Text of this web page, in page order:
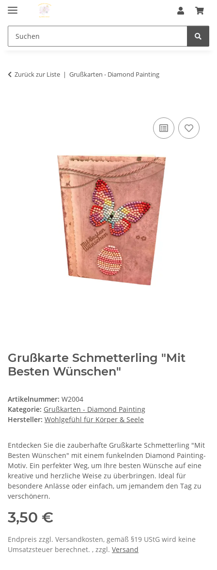
Zurück zur Liste Grußkarten - Diamond Painting
Grußkarte Schmetterling "Mit
Besten Wünschen"
Artikelnummer: W2004
Kategorie: Grußkarten - Diamond Painting
Hersteller: Wohlgefühl für Körper & Seele
Entdecken Sie die zauberhafte Grußkarte Schmetterling "Mit
Besten Wünschen" mit einem funkelnden Diamond Painting-
Motiv. Ein perfekter Weg, um Ihre besten Wünsche auf eine
kreative und herzliche Weise zu überbringen. Ideal für
besondere Anlässe oder einfach, um jemandem den Tag zu
verschönern.
3,50 €
Endpreis zzgl. Versandkosten, gemäß §19 UStG wird keine
Umsatzsteuer berechnet. , zzgl. Versand